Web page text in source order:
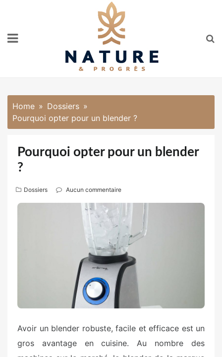
Home
Dossiers
Pourquoi opter pour un blender ?
Pourquoi opter pour un blender
?
Dossiers Aucun commentaire
Avoir un blender robuste, facile et efficace est un
gros avantage en cuisine. Au nombre des